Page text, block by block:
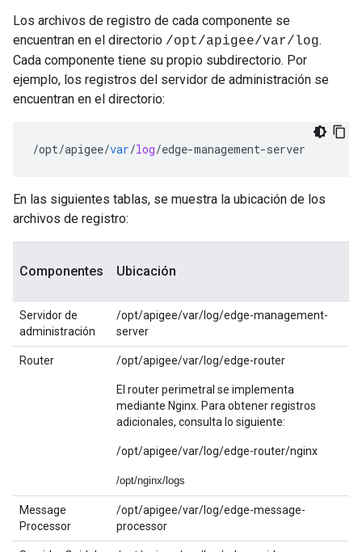
Los archivos de registro de cada componente se
encuentran en el directorio /opt/apigee/var/log.
Cada componente tiene su propio subdirectorio. Por
ejemplo, los registros del servidor de administración se
encuentran en el directorio:
/opt/apigee/var/log/edge-management-server
En las siguientes tablas, se muestra la ubicación de los
archivos de registro:
Componentes Ubicación
Servidor de
administración
/opt/apigee/var/log/edge-management-
server
Router /opt/apigee/var/log/edge-router
El router perimetral se implementa
mediante Nginx. Para obtener registros
adicionales, consulta lo siguiente:
/opt/apigee/var/log/edge-router/nginx
/opt/nginx/logs
Message
Processor
/opt/apigee/var/log/edge-message-
processor